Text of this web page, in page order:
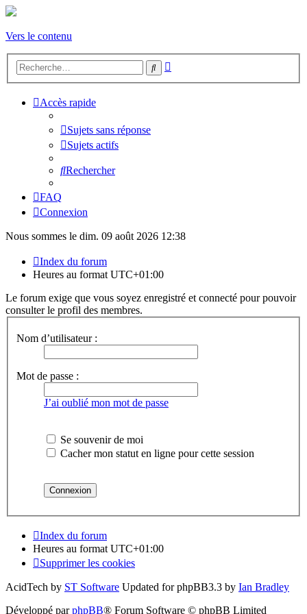
Vers le contenu
Rechercher
Accès rapide
Sujets sans réponse
Sujets actifs
Rechercher
FAQ
Connexion
Nous sommes le dim. 09 août 2026 12:38
Index du forum
Heures au format UTC+01:00
Le forum exige que vous soyez enregistré et connecté pour pouvoir
consulter le profil des membres.
Nom d’utilisateur :
Mot de passe :
J’ai oublié mon mot de passe
Se souvenir de moi
Cacher mon statut en ligne pour cette session
Index du forum
Heures au format UTC+01:00
Supprimer les cookies
AcidTech by ST Software Updated for phpBB3.3 by Ian Bradley
Développé parphpBB® Forum Software © phpBB Limited